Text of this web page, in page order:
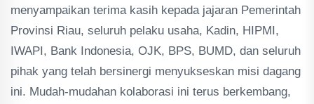
menyampaikan terima kasih kepada jajaran Pemerintah
Provinsi Riau, seluruh pelaku usaha, Kadin, HIPMI,
IWAPI, Bank Indonesia, OJK, BPS, BUMD, dan seluruh
pihak yang telah bersinergi menyukseskan misi dagang
ini. Mudah-mudahan kolaborasi ini terus berkembang,